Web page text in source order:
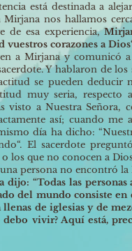
está destinada a
nos hallamos
de esa experiencia,
vuestros corazones a
a Mirjana y comunicó
Y hablaron de los
se pueden deducir
muy seria, respecto
visto a Nuestra Señora,
así; cuando me
día ha dicho:
El sacerdote
los que no conocen a
persona no encontró la
dijo: “Todas las
del mundo consiste en
de iglesias y de
vivir? Aquí está,